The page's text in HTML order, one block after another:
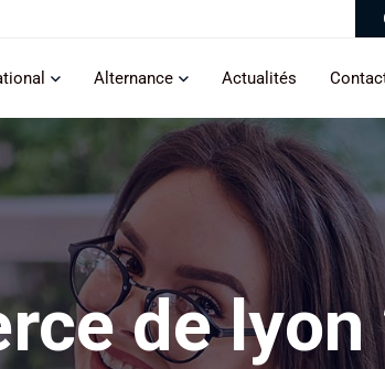
Alternance Actualités
de lyon